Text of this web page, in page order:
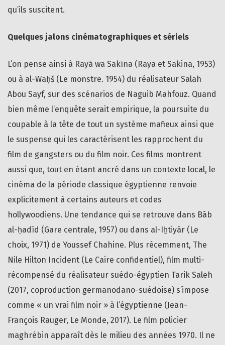
qu’ils suscitent.
Quelques jalons cinématographiques et sériels
L’on pense ainsi à Rayā wa Sakīna (Raya et Sakina, 1953)
ou à al-Waḥš (Le monstre. 1954) du réalisateur Salah
Abou Sayf, sur des scénarios de Naguib Mahfouz. Quand
bien même l’enquête serait empirique, la poursuite du
coupable à la tête de tout un système mafieux ainsi que
le suspense qui les caractérisent les rapprochent du
film de gangsters ou du film noir. Ces films montrent
aussi que, tout en étant ancré dans un contexte local, le
cinéma de la période classique égyptienne renvoie
explicitement à certains auteurs et codes
hollywoodiens. Une tendance qui se retrouve dans Bāb
al-ḥadīd (Gare centrale, 1957) ou dans al-Iḫtiyār (Le
choix, 1971) de Youssef Chahine. Plus récemment, The
Nile Hilton Incident (Le Caire confidentiel), film multi-
récompensé du réalisateur suédo-égyptien Tarik Saleh
(2017, coproduction germanodano-suédoise) s’impose
comme « un vrai film noir » à l’égyptienne (Jean-
François Rauger, Le Monde, 2017). Le film policier
maghrébin apparaît dès le milieu des années 1970. Il ne